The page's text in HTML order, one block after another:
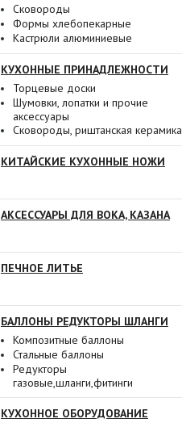
Сковороды
Формы хлебопекарные
Кастрюли алюминиевые
КУХОННЫЕ ПРИНАДЛЕЖНОСТИ
Торцевые доски
Шумовки, лопатки и прочие
аксессуары
Сковороды, риштанская керамика
КИТАЙСКИЕ КУХОННЫЕ НОЖИ
АКСЕССУАРЫ ДЛЯ ВОКА, КАЗАНА
ПЕЧНОЕ ЛИТЬЕ
БАЛЛОНЫ РЕДУКТОРЫ ШЛАНГИ
Композитные баллоны
Стальные баллоны
Редукторы
газовые,шланги,фитинги
КУХОННОЕ ОБОРУДОВАНИЕ